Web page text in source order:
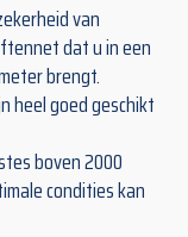
van
dat u in een
brengt.
heel goed geschikt
boven 2000
condities kan